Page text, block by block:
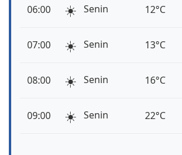
06:00 ☀️ Senin 12°C
07:00 ☀️ Senin 13°C
08:00 ☀️ Senin 16°C
09:00 ☀️ Senin 22°C